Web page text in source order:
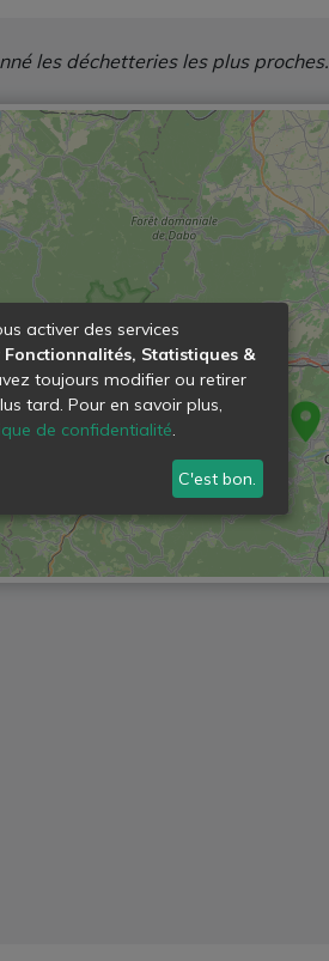
les déchetteries les plus proches.
activer des services
Fonctionnalités, Statistiques &
toujours modifier ou retirer
tard. Pour en savoir plus,
de confidentialité.
C'est bon.